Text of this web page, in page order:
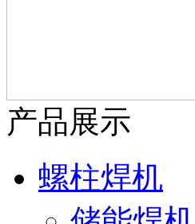
产品展示
螺柱焊机